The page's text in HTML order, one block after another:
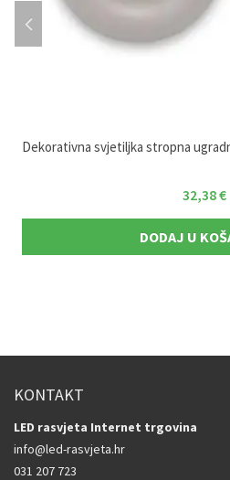
Dekorativna svjetiljka stropna
32,38€
DODAJ U
KONTAKT
LED rasvjeta Internet trgovina
info@led-rasvjeta.hr
031 207 723